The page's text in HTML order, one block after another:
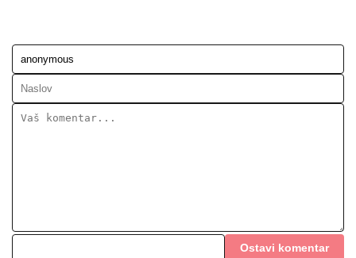
Ostavi komentar